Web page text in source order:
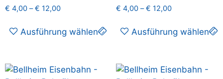
€ 4,00 –€ 12,00
Ausführung wählen
€ 4,00–€ 12,00
Ausführung wählen